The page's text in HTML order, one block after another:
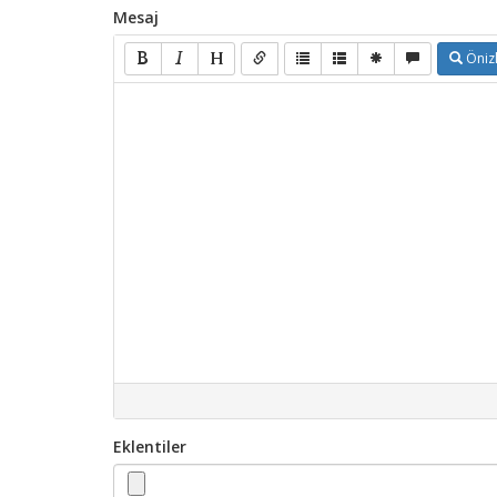
Mesaj
Eklentiler